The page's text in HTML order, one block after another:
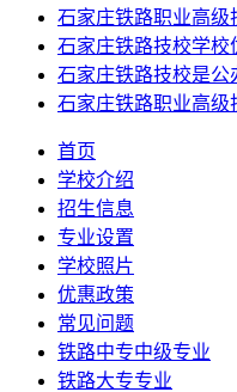
石家庄铁路职业高级
石家庄铁路技校学校
石家庄铁路技校是公
石家庄铁路职业高级
首页
学校介绍
招生信息
专业设置
学校照片
优惠政策
常见问题
铁路中专中级专业
铁路大专专业